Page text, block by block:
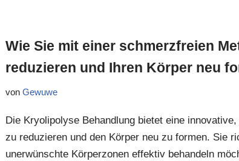
Wie Sie mit einer schmerzfreien
reduzieren und Ihren Körper neu
von Gewuwe
Die Kryolipolyse Behandlung bietet eine
zu reduzieren und den Körper neu zu formen. Sie
unerwünschte Körperzonen effektiv behandeln